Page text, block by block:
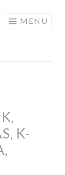
MENU
K-